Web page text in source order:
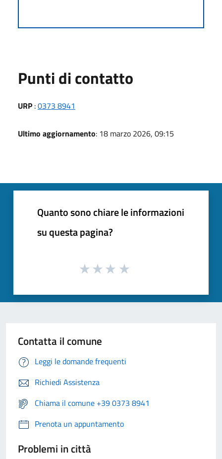
Punti di contatto
URP :0373 8941
Ultimo aggiornamento: 18 marzo 2026, 09:15
Quanto sono chiare le informazioni
su questa pagina?
Contatta il comune
Leggi le domande frequenti
Richiedi Assistenza
Chiama il comune +39 0373 8941
Prenota un appuntamento
Problemi in città